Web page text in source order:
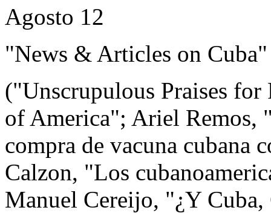
Agosto 12
"News & Articles on Cuba"
("Unscrupulous Praises
of America"; Ariel Remos,
compra de vacuna
Calzon, "Los
Manuel Cereijo, "¿Y Cuba,